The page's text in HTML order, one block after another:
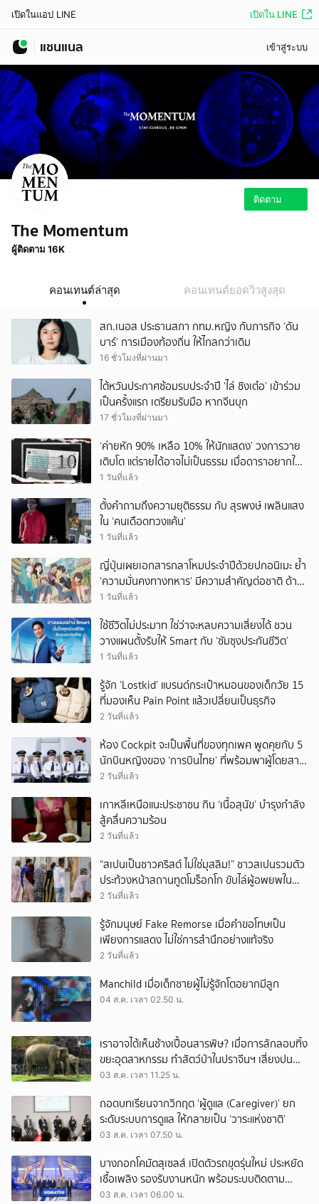
เปิดในแอป LINE เปิดใน LINE
แชนแนล เข้าสู่ระบบ
ติดตาม
The Momentum
ผู้ติดตาม 16K
คอนเทนต์ล่าสุด คอนเทนต์ยอดวิวสูงสุด
สก.เนอส ประธานสภา กทม.หญิง กับภารกิจ ‘ดัน
บาร์’ การเมืองท้องถิ่น ให้ไกลกว่าเดิม
16 ชั่วโมงที่ผ่านมา
ไต้หวันประกาศซ้อมรบประจำปี ‘ไล่ ชิงเต๋อ’ เข้าร่วม
เป็นครั้งแรก เตรียมรับมือ หากจีนบุก
17 ชั่วโมงที่ผ่านมา
‘ค่ายหัก 90% เหลือ 10% ให้นักแสดง’ วงการวาย
เติบโต แต่รายได้อาจไม่เป็นธรรม เมื่อดาราอยากให้มี
‘สัญญามาตรฐาน’
1 วันที่แล้ว
ตั้งคำถามถึงความยุติธรรม กับ สุรพงษ์ เพลินแสง
ใน ‘คนเดือดทวงแค้น’
1 วันที่แล้ว
ญี่ปุ่นเผยเอกสารกลาโหมประจำปีด้วยปกอนิเมะ ย้ำ
‘ความมั่นคงทางทหาร’ มีความสำคัญต่อชาติ ด้าน
จีนเตือน ขออย่าซ้ำรอยประวัติศาสตร์
1 วันที่แล้ว
ใช้ชีวิตไม่ประมาท ใช่ว่าจะหลบความเสี่ยงได้ ชวน
วางแผนตั้งรับให้ Smart กับ ‘ซัมซุงประกันชีวิต’
1 วันที่แล้ว
รู้จัก ‘Lostkid’ แบรนด์กระเป๋าหมอนของเด็กวัย 15
ที่มองเห็น Pain Point แล้วเปลี่ยนเป็นธุรกิจ
2 วันที่แล้ว
ห้อง Cockpit จะเป็นพื้นที่ของทุกเพศ พูดคุยกับ 5
นักบินหญิงของ ‘การบินไทย’ ที่พร้อมพาผู้โดยสาร
บินไปทั่วโลก
2 วันที่แล้ว
เกาหลีเหนือแนะประชาชน กิน ‘เนื้อสุนัข’ บำรุงกำลัง
สู้คลื่นความร้อน
2 วันที่แล้ว
“สเปนเป็นชาวคริสต์ ไม่ใช่มุสลิม!” ชาวสเปนรวมตัว
ประท้วงหน้าสถานทูตโมร็อกโก ขับไล่ผู้อพยพใน
เมืองเซวตาออกนอกประเทศ
2 วันที่แล้ว
รู้จักมนุษย์ Fake Remorse เมื่อคำขอโทษเป็น
เพียงการแสดง ไม่ใช่การสำนึกอย่างแท้จริง
2 วันที่แล้ว
Manchild เมื่อเด็กชายผู้ไม่รู้จักโตอยากมีลูก
04 ส.ค. เวลา 02.50 น.
เราอาจได้เห็นช้างเปื้อนสารพิษ? เมื่อการลักลอบทิ้ง
ขยะอุตสาหกรรม ทำสัตว์ป่าในปราจีนฯ เสี่ยงปน
เปื้อน
03 ส.ค. เวลา 11.25 น.
ถอดบทเรียนจากวิกฤต ‘ผู้ดูแล (Caregiver)’ ยก
ระดับระบบการดูแล ให้กลายเป็น ‘วาระแห่งชาติ’
03 ส.ค. เวลา 07.50 น.
บางกอกโคมัตสุเซลส์ เปิดตัวรถขุดรุ่นใหม่ ประหยัด
เชื้อเพลิง รองรับงานหนัก พร้อมระบบติดตาม
เครื่องจักรผ่านดาวเทียม
03 ส.ค. เวลา 06.00 น.